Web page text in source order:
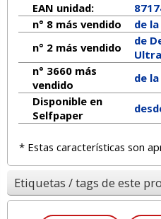
EAN unidad:
n° 8 más vendido
de
n° 2 más vendido
de
n° 3660 más
vendido
de
Disponible en
Selfpaper
* Estas características son
Etiquetas / tags de este